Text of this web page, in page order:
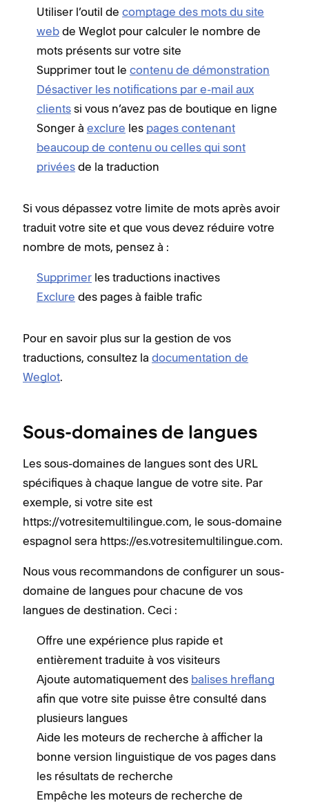
Utiliser l’outil de comptage des mots du site
web de Weglot pour calculer le nombre de
mots présents sur votre site
Supprimer tout le contenu de démonstration
Désactiver les notifications par e-mail aux
clients si vous n’avez pas de boutique en ligne
Songer à exclure les pages contenant
beaucoup de contenu ou celles qui sont
privées de la traduction
Si vous dépassez votre limite de mots après avoir
traduit votre site et que vous devez réduire votre
nombre de mots, pensez à :
Supprimer les traductions inactives
Exclure des pages à faible trafic
Pour en savoir plus sur la gestion de vos
traductions, consultez la documentation de
Weglot.
Sous-domaines de langues
Les sous-domaines de langues sont des URL
spécifiques à chaque langue de votre site. Par
exemple, si votre site est
https://votresitemultilingue.com, le sous-domaine
espagnol sera https://es.votresitemultilingue.com.
Nous vous recommandons de configurer un sous-
domaine de langues pour chacune de vos
langues de destination. Ceci :
Offre une expérience plus rapide et
entièrement traduite à vos visiteurs
Ajoute automatiquement des balises hreflang
afin que votre site puisse être consulté dans
plusieurs langues
Aide les moteurs de recherche à afficher la
bonne version linguistique de vos pages dans
les résultats de recherche
Empêche les moteurs de recherche de